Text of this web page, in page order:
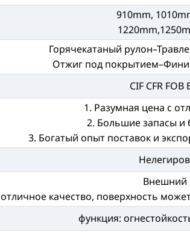
910mm,
Горячекатаный
Отжиг под
CIF CFR FOB
1. Разумная цена с
2. Большие запасы и
3. Богатый опыт поставок и
Внешний
отличное качество, поверхность
функция: